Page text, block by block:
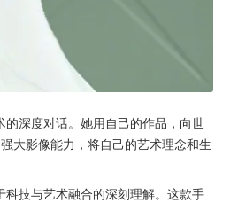
深度对话。她用自己的作品，向世
大影像能力，将自己的艺术理念和生
技与艺术融合的深刻理解。这款手